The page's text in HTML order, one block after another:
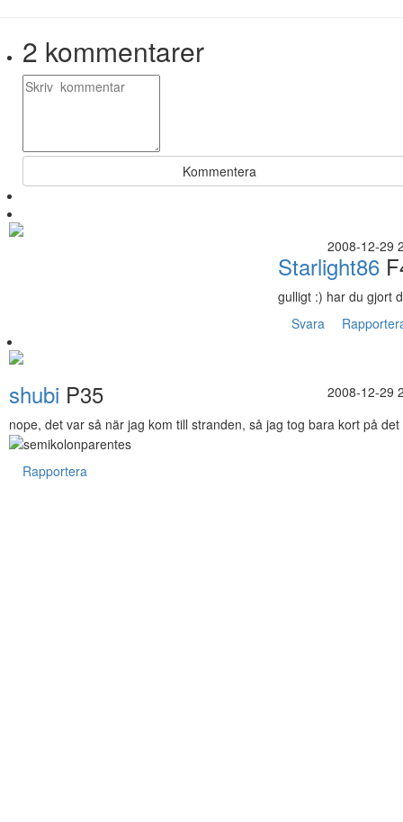
2 kommentarer
Kommentera
2008-12-29
Starlight86
gulligt :) har du gjort
Svara
2008-12-29
shubi P35
nope, det var så när jag kom till stranden, så jag tog bara kort på det
Rapportera